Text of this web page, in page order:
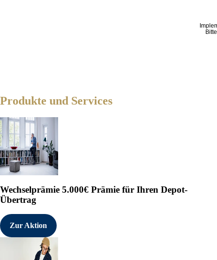
Produkte und Services
Wechselprämie 5.000€ Prämie für Ihren Depot-
Übertrag
Zur Aktion